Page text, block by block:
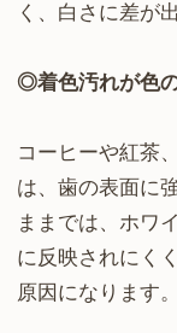
く、白さに差が
◎着色汚れが色
コーヒーや紅茶
は、歯の表面に
ままでは、ホワ
に反映されにく
原因になります。